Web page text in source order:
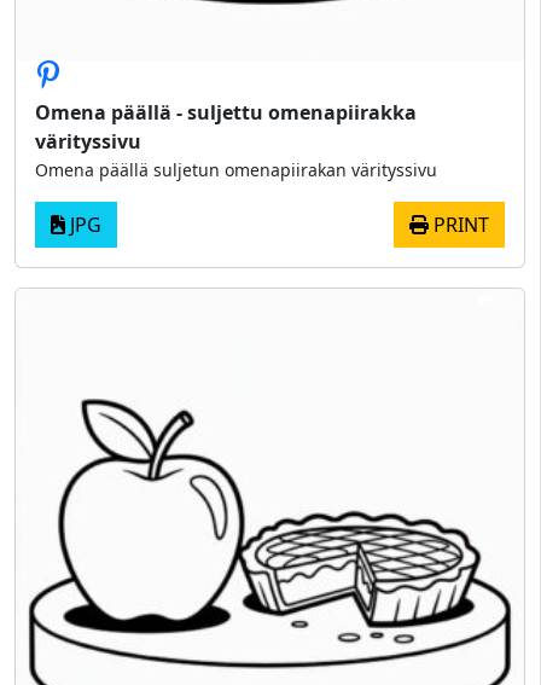
Omena päällä - suljettu omenapiirakka
värityssivu
Omena päällä suljetun omenapiirakan värityssivu
JPG PRINT